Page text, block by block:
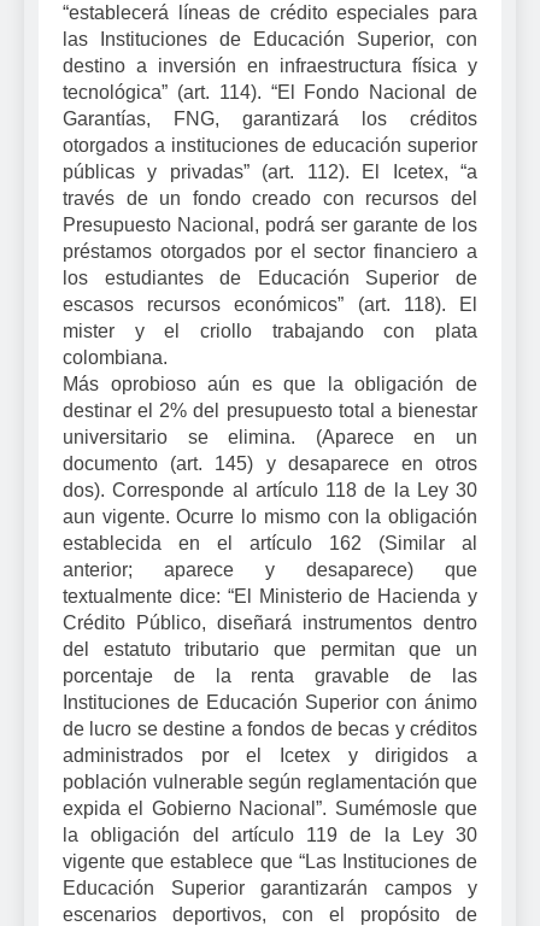
“establecerá líneas de crédito especiales para
las Instituciones de Educación Superior, con
destino a inversión en infraestructura física y
tecnológica” (art. 114). “El Fondo Nacional de
Garantías, FNG, garantizará los créditos
otorgados a instituciones de educación superior
públicas y privadas” (art. 112). El Icetex, “a
través de un fondo creado con recursos del
Presupuesto Nacional, podrá ser garante de los
préstamos otorgados por el sector financiero a
los estudiantes de Educación Superior de
escasos recursos económicos” (art. 118). El
mister y el criollo trabajando con plata
colombiana.
Más oprobioso aún es que la obligación de
destinar el 2% del presupuesto total a bienestar
universitario se elimina. (Aparece en un
documento (art. 145) y desaparece en otros
dos). Corresponde al artículo 118 de
la Ley30
aun vigente. Ocurre lo mismo con la obligación
establecida en el artículo 162 (Similar al
anterior; aparece y desaparece) que
textualmente dice: “El Ministerio de Hacienda y
Crédito Público, diseñará instrumentos dentro
del estatuto tributario que permitan que un
porcentaje de la renta gravable de las
Instituciones de Educación Superior con ánimo
de lucro se destine a fondos de becas y créditos
administrados por el Icetex y dirigidos a
población vulnerable según reglamentación que
expida el Gobierno Nacional”. Sumémosle que
la obligación del artículo 119 de
la Ley30
vigente que establece que “Las Instituciones de
Educación Superior garantizarán campos y
escenarios deportivos, con el propósito de